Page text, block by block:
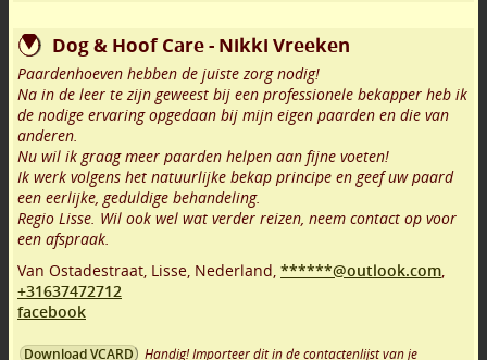
Dog & Hoof Care - Nikki Vreeken
Paardenhoeven hebben de juiste zorg nodig!
Na in de leer te zijn geweest bij een professionele bekapper heb ik
de nodige ervaring opgedaan bij mijn eigen paarden en die van
anderen.
Nu wil ik graag meer paarden helpen aan fijne voeten!
Ik werk volgens het natuurlijke bekap principe en geef uw paard
een eerlijke, geduldige behandeling.
Regio Lisse. Wil ook wel wat verder reizen, neem contact op voor
een afspraak.
Van Ostadestraat, Lisse, Nederland, ******@outlook.com,
+31637472712
facebook
Download VCARD Handig! Importeer dit in de contactenlijst van je